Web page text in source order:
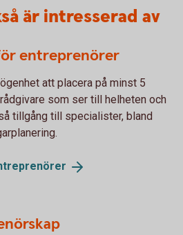
är intresserad av
entreprenörer
att placera på minst 5
som ser till helheten och
tillgång till specialister, bland